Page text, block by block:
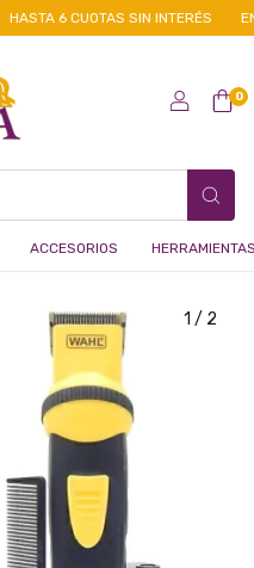
HASTA 6 CUOTAS SIN INTERÉS
0
ACCESORIOS
1 / 2